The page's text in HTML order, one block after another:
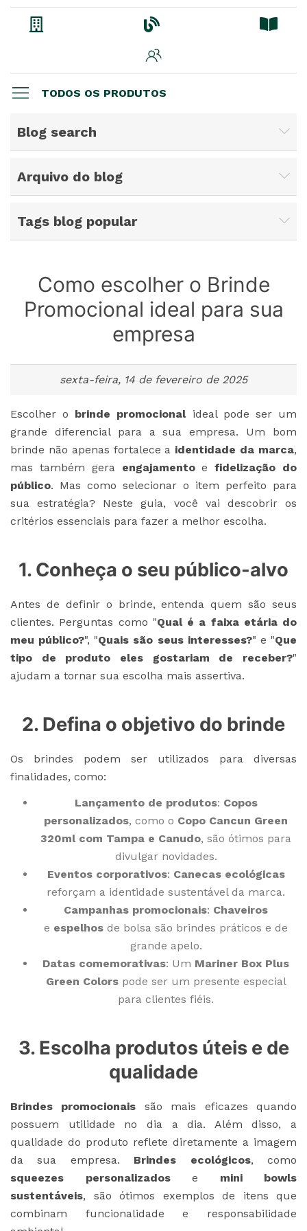
TODOS OS PRODUTOS
Blog search
Arquivo do blog
Tags blog popular
Como escolher o Brinde
Promocional ideal para sua
empresa
sexta-feira, 14 de fevereiro de 2025
Escolher o brinde promocionalideal pode ser um
grande diferencial para a sua empresa. Um bom
brinde não apenas fortalece a identidade da marca,
mas também gera engajamentoefidelização do
público. Mas como selecionar o item perfeito para
sua estratégia? Neste guia, você vai descobrir os
critérios essenciais para fazer a melhor escolha.
1. Conheça o seu público-alvo
Antes de definir o brinde, entenda quem são seus
clientes. Perguntas como "Qual é a faixa etária do
meu público?", "Quais são seus interesses?" e "Que
tipo de produto eles gostariam de receber?"
ajudam a tornar sua escolha mais assertiva.
2. Defina o objetivo do brinde
Os brindes podem ser utilizados para diversas
finalidades, como:
Lançamento de produtos: Copos
personalizados, como o Copo Cancun Green
320ml com Tampa e Canudo, são ótimos para
divulgar novidades.
Eventos corporativos: Canecas ecológicas
reforçam a identidade sustentável da marca.
Campanhas promocionais: Chaveiros
e espelhos de bolsa são brindes práticos e de
grande apelo.
Datas comemorativas: Um Mariner Box Plus
Green Colorspode ser um presente especial
para clientes fiéis.
3. Escolha produtos úteis e de
qualidade
Brindes promocionais são mais eficazes quando
possuem utilidade no dia a dia. Além disso, a
qualidade do produto reflete diretamente a imagem
da sua empresa. Brindes ecológicos, como
squeezes personalizadose mini bowls
sustentáveis, são ótimos exemplos de itens que
combinam funcionalidade e responsabilidade